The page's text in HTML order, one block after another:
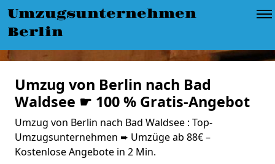
Umzugsunternehmen
Berlin
Umzug von Berlin nach Bad
Waldsee ☛ 100 % Gratis-Angebot
Umzug von Berlin nach Bad Waldsee : Top-
Umzugsunternehmen ➨ Umzüge ab 88€ –
Kostenlose Angebote in 2 Min.